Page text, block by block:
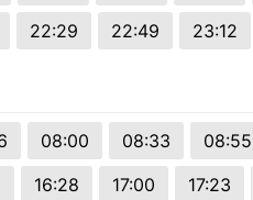
22:29 22:49 23:12
08:00 08:33 08:55
16:28 17:00 17:23